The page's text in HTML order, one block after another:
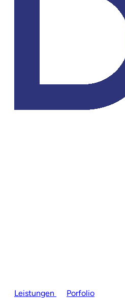
Leistungen Porfolio